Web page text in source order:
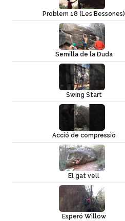
Problem 18 (Les Bessones)
Semilla de la Duda
Swing Start
Acció de compressió
El gat vell
Esperó Willow